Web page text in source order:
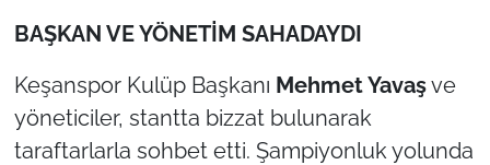
BAŞKAN VE YÖNETİM SAHADAYDI
Keşanspor Kulüp Başkanı Mehmet Yavaşve
yöneticiler, stantta bizzat bulunarak
taraftarlarla sohbet etti. Şampiyonluk yolunda